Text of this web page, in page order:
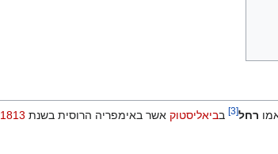
רחל[
3
] בביאליסטוק אשר באימפריה הרוסית בשנת 1813